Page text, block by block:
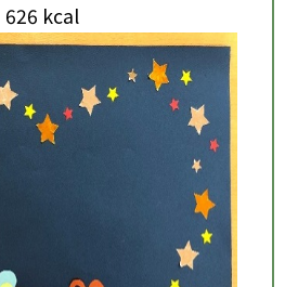
626 kcal